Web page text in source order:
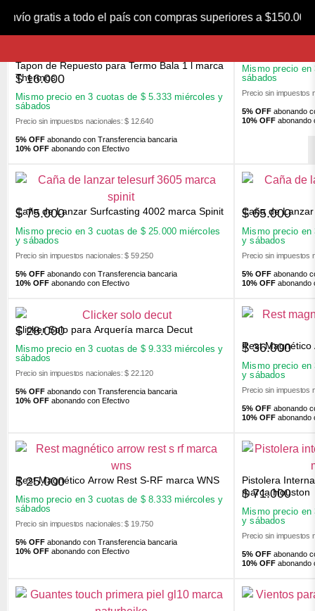
FILTROS
Tapon de Repuesto para Termo Bala 1 l marca
Thermos
$16.000
Mismo precio en 3 cuotas de $5.333 miércoles y
sábados
Precio sin impuestos nacionales: $ 12.640
5% OFF abonando con Transferencia bancaria
10% OFF abonando con Efectivo
Mismo precio
sábados
Precio sin impuestos
5% OFF abonando
10% OFF abonando
Caña de Lanzar Surfcasting 4002 marca Spinit
$75.000
Mismo precio en 3 cuotas de $25.000 miércoles
y sábados
Precio sin impuestos nacionales: $ 59.250
5% OFF abonando con Transferencia bancaria
10% OFF abonando con Efectivo
Caña de
$65.000
Mismo precio
y sábados
Precio sin impuestos
5% OFF abonando
10% OFF abonando
Clicker Solo para Arquería marca Decut
$28.000
Mismo precio en 3 cuotas de $9.333 miércoles y
sábados
Precio sin impuestos nacionales: $ 22.120
5% OFF abonando con Transferencia bancaria
10% OFF abonando con Efectivo
Rest Magnético
$36.000
Mismo precio
y sábados
Precio sin impuestos
5% OFF abonando
10% OFF abonando
Rest Magnético Arrow Rest S-RF marca WNS
$25.000
Mismo precio en 3 cuotas de $8.333 miércoles y
sábados
Precio sin impuestos nacionales: $ 19.750
5% OFF abonando con Transferencia bancaria
10% OFF abonando con Efectivo
Pistolera
marca Houston
$71.000
Mismo precio
y sábados
Precio sin impuestos
5% OFF abonando
10% OFF abonando
gratis a todo el país con compras superiores a